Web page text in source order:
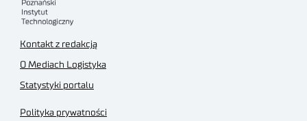
Kontakt z redakcją
O Mediach Logistyka
Statystyki portalu
Polityka prywatności